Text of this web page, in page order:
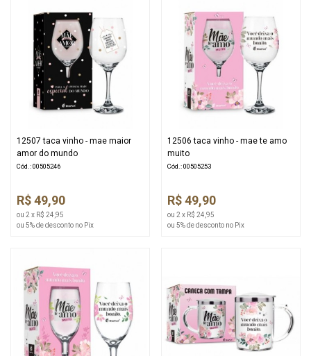
12507 taca vinho - mae maior
amor do mundo
Cód.: 00505246
R$ 49,90
ou 2 x R$ 24,95
ou 5% de desconto no Pix
12506 taca vinho - mae te amo
muito
Cód.: 00505253
R$ 49,90
ou 2 x R$ 24,95
ou 5% de desconto no Pix